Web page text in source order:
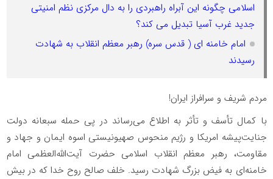
اسلامی چگونه این آبراه راهبردی را به دال مرکزی نظم امنیتی
جدید غرب آسیا تبدیل می کند؟
امام خامنه ای ( قدس سره) رهبر معظم انقلاب به شهادت
رسیدند
مردم شریف و سرافراز ایران!
با کمال تأسف و تأثر به اطلاع می‌رساند در پی حمله سبعانه دولت
جنایت‌پیشه امریکا و رژیم منحوس صهیونیستی اسوه ایمان و جهاد و
مقاومت، رهبر معظم انقلاب اسلامی حضرت آیت‌الله‌العظمی امام
خامنه‌ای به فیض بزرگ شهادت رسید. خلف صالح روح خدا که در بیش